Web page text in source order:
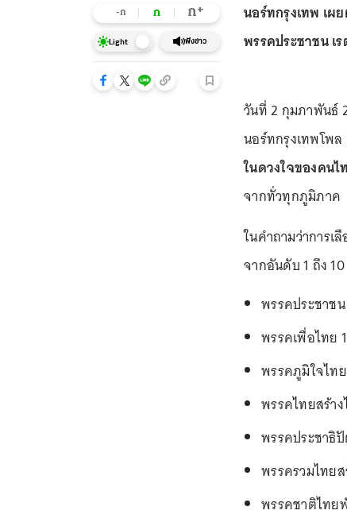
-ก ก ก+
Light ฟังข่าว
นอร์ทกรุงเทพ เผ
พรรคประชาชน เ
วันที่ 2 กุมภาพันธ์
นอร์ทกรุงเทพโพล
ในดวงใจของคนไ
จากทั่วทุกภูมิภาค
ในคำถามว่าการ
จากอันดับ 1 ถึง
พรรคประชาช
พรรคเพื่อไทย
พรรคภูมิใจไท
พรรคไทยสร้าง
พรรคประชาธิปั
พรรครวมไทย
พรรคชาติไทย